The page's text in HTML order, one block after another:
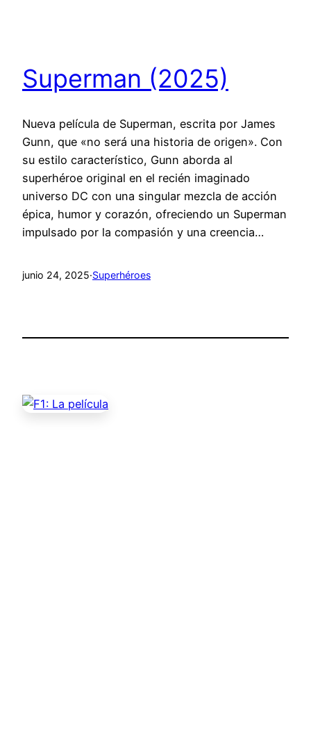
Superman (2025)
Nueva película de Superman, escrita por James
Gunn, que «no será una historia de origen». Con
su estilo característico, Gunn aborda al
superhéroe original en el recién imaginado
universo DC con una singular mezcla de acción
épica, humor y corazón, ofreciendo un Superman
impulsado por la compasión y una creencia…
junio 24, 2025·Superhéroes